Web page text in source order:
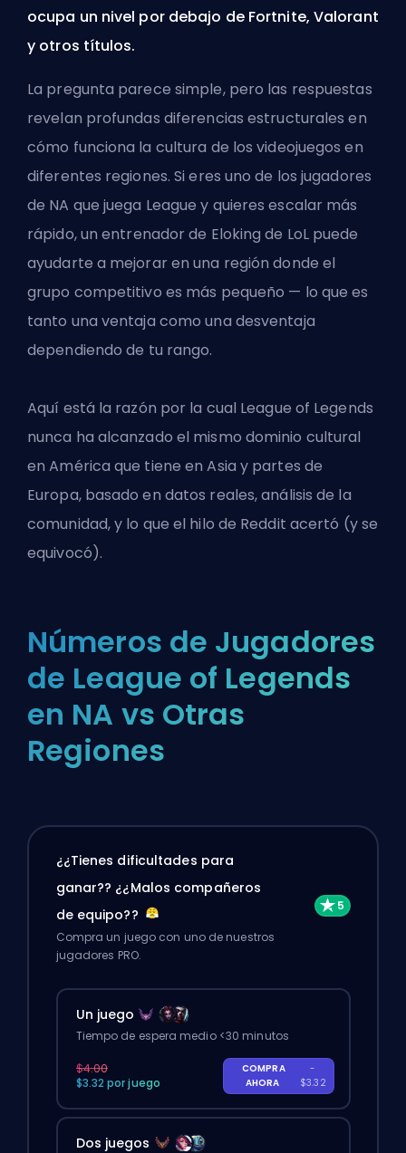
ocupa un nivel por debajo de Fortnite, Valorant
y otros títulos.
La pregunta parece simple, pero las respuestas
revelan profundas diferencias estructurales en
cómo funciona la cultura de los videojuegos en
diferentes regiones. Si eres uno de los jugadores
de NA que juega League y quieres escalar más
rápido, unentrenador de Eloking de LoLpuede
ayudarte a mejorar en una región donde el
grupo competitivo es más pequeño — lo que es
tanto una ventaja como una desventaja
dependiendo de tu rango.
Aquí está la razón por la cual League of Legends
nunca ha alcanzado el mismo dominio cultural
en América que tiene en Asia y partes de
Europa, basado en datos reales, análisis de la
comunidad, y lo que el hilo de Reddit acertó (y se
equivocó).
Números de Jugadores
de League of Legends
en NA vs Otras
Regiones
¿¿Tienes dificultades para
ganar?? ¿¿Malos compañeros
de equipo??
Compra un juego con uno de nuestros
jugadores PRO.
Un juego
Tiempo de espera medio <30 minutos
$4.00
$3.32 por juego
COMPRA
AHORA
-
$3.32
Dos juegos